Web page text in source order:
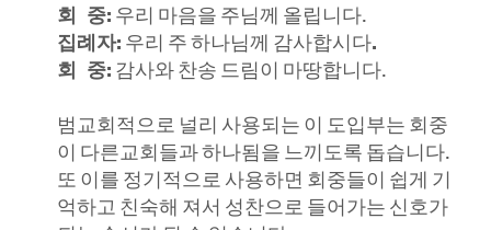
회 중: 우리 마음을 주님께 올립니다.
집례자: 우리 주 하나님께 감사합시다.
회
중: 감사와 찬송 드림이 마땅합니다.
범교회적으로 널리 사용되는 이 도입부는 회중
이 다른교회들과 하나됨을 느끼도록 돕습니다.
또 이를 정기적으로 사용하면 회중들이 쉽게 기
억하고 친숙해 져서 성찬으로 들어가는 신호가